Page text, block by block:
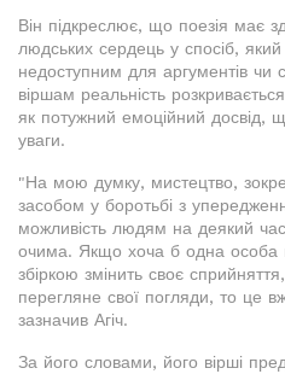
Він підкреслює, що поезія має
людських сердець у спосіб,
недоступним для аргументів чи
віршам реальність
як потужний емоційний
уваги.
"На мою думку, мистецтво,
засобом у боротьбі з
можливість людям на деякий
очима. Якщо хоча б одна особа
збіркою змінить своє
перегляне свої погляди, то це
зазначив Агіч.
За його словами, його вірші